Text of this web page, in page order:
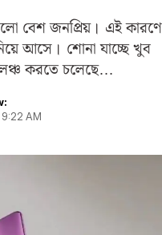
বেশ জনপ্রিয়। এই কারণে
আসে। শোনা যাচ্ছে খুব
করতে চলেছে
Motorola Edge 60
AM